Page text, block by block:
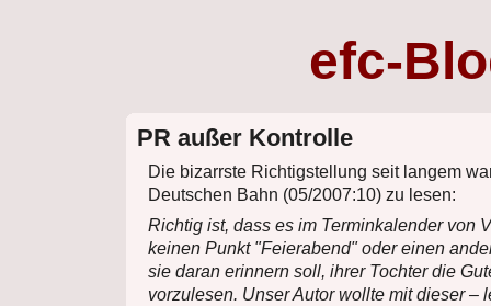
efc-
PR außer Kontrolle
Die bizarrste Richtigstellung seit langem
Deutschen Bahn (05/2007:10) zu lesen:
Richtig ist, dass es im Terminkalender von
keinen Punkt "Feierabend" oder einen
sie daran erinnern soll, ihrer Tochter die
vorzulesen. Unser Autor wollte mit dieser –